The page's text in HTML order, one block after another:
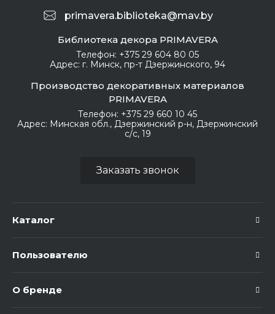
primavera.biblioteka@mav.by
Библиотека декора PRIMAVERA
Телефон: +375 29 604 80 05
Адрес: г. Минск, пр-т Дзержинского, 94
Производство декоративных материалов
PRIMAVERA
Телефон: +375 29 660 10 45
Адрес: Минская обл., Дзержинский р-н, Дзержинский
с/с, 19
Заказать звонок
Каталог
Пользователю
О бренде